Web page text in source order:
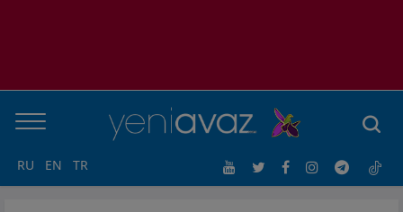
RU EN TR